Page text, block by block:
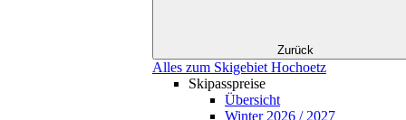
Zurück
Alles zum Skigebiet Hochoetz
Skipasspreise
Übersicht
Winter 2026 / 2027